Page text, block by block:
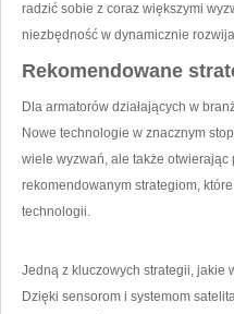
radzić sobie z coraz większymi
niezbędność w dynamicznie
Rekomendowane
Dla armatorów działających w
Nowe ‌technologie w znacznym
wiele wyzwań, ale także
rekomendowanym strategiom,
technologii.
Jedną z kluczowych strategii, jakie
Dzięki sensorom i systemom‌